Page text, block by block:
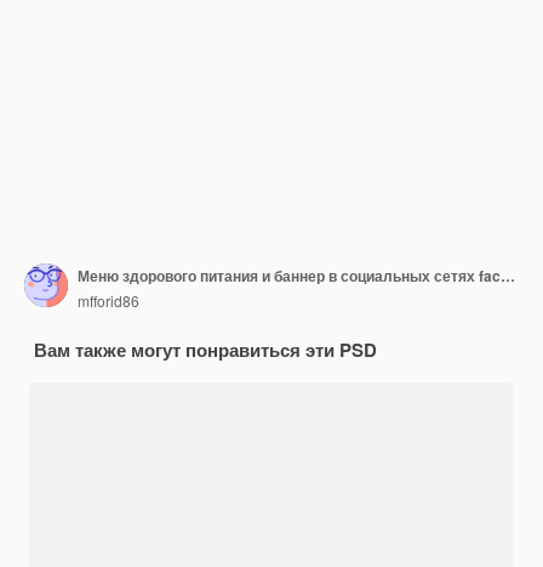
Меню здорового питания и баннер в социальных сетях facebook
mfforid86
Вам также могут понравиться эти PSD